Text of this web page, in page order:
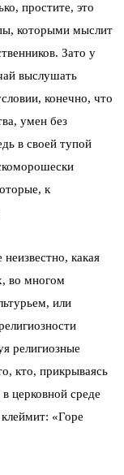
простите, это
которыми мыслит
Зато у
выслушать
конечно, что
умен без
в своей тупой
к
какая
во многом
или
религиозные
кто, прикрываясь
церковной среде
«Горе